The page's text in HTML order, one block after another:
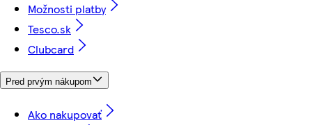
Možnosti platby
Tesco.sk
Clubcard
Pred prvým nákupom
Ako nakupovať